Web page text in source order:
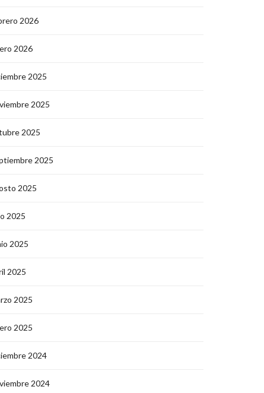
2026
2026
2025
2025
2025
2025
2025
2025
2025
2025
2025
2025
2024
2024